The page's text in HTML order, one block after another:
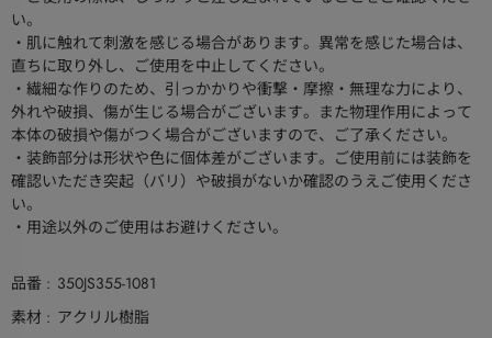
い。
・肌に触れて刺激を感じる場合があります。異常を感じた場合は、
直ちに取り外し、ご使用を中止してください。
・繊細な作りのため、引っかかりや衝撃・摩擦・無理な力により、
外れや破損、傷が生じる場合がございます。また物理作用によって
本体の破損や傷がつく場合がございますので、ご了承ください。
・装飾部分は形状や色に個体差がございます。ご使用前には装飾を
確認いただき突起（バリ）や破損がないか確認のうえご使用くださ
い。
・用途以外のご使用はお避けください。
品番
350JS355-1081
素材
アクリル樹脂